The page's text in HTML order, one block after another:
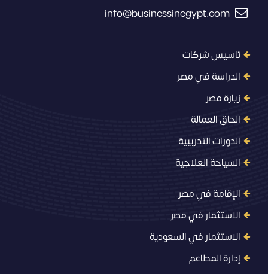
info@businessinegypt.com
الإقامة في مصر
الاستثمار في مصر
الاستثمار في السعودية
إدارة المطاعم
تاسيس شركات
الدراسة في مصر
زيارة مصر
الحاق العمالة
الدورات التدريبية
السياحة العلاجية